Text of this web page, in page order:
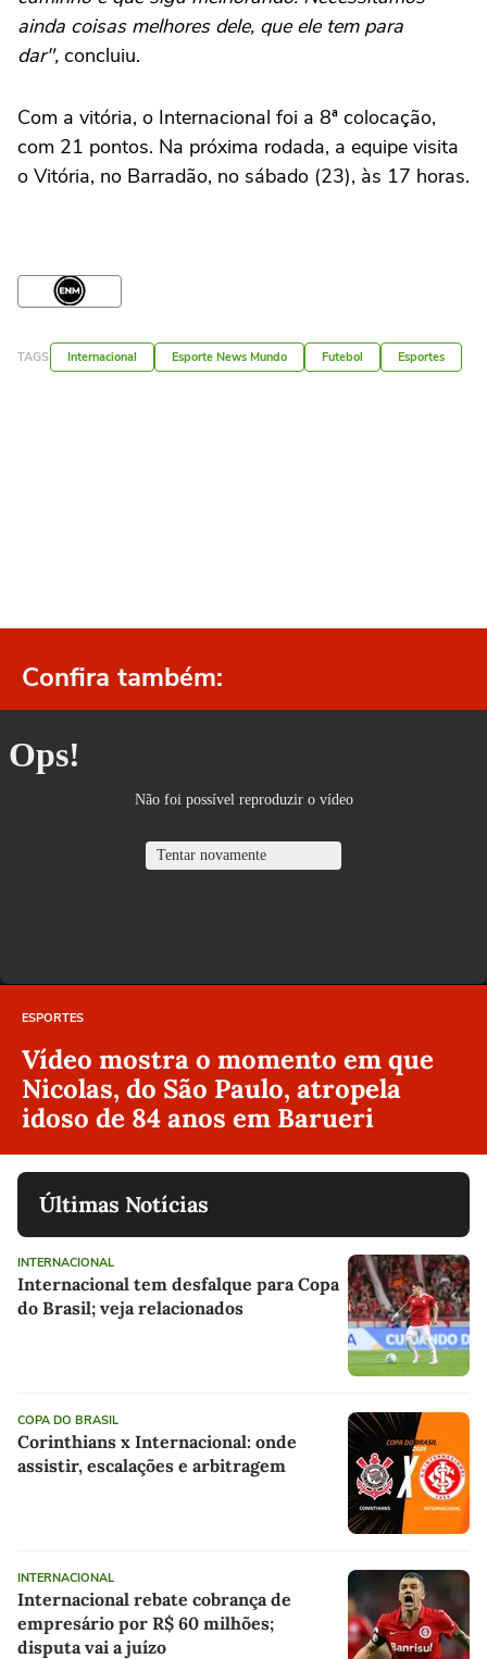
ainda coisas melhores dele, que ele tem para
dar", concluiu.
Com a vitória, o Internacional foi a 8ª colocação,
com 21 pontos. Na próxima rodada, a equipe visita
o Vitória, no Barradão, no sábado (23), às 17 horas.
TAGS Internacional Esporte News Mundo Futebol Esportes
Confira também:
ESPORTES
Vídeo mostra o momento em que
Nicolas, do São Paulo, atropela
idoso de 84 anos em Barueri
Últimas Notícias
INTERNACIONAL
Internacional tem desfalque para Copa
do Brasil; veja relacionados
COPA DO BRASIL
Corinthians x Internacional: onde
assistir, escalações e arbitragem
INTERNACIONAL
Internacional rebate cobrança de
empresário por R$ 60 milhões;
disputa vai a juízo